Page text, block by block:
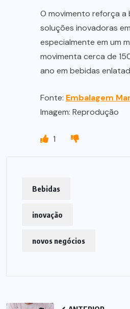
O movimento reforça
soluções inovadoras
especialmente em um
movimenta cerca de
ano em bebidas
Fonte: Embalagem
Imagem: Reprodução
1
Bebidas
inovação
novos negócios